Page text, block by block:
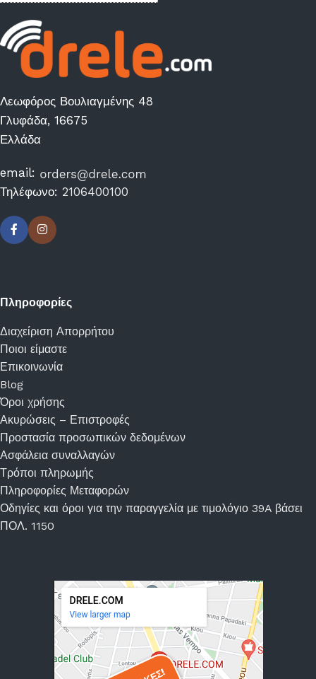
Λεωφόρος Βουλιαγμένης 48
Γλυφάδα, 16675
Ελλάδα
email:
Τηλέφωνο: 2106400100
Πληροφορίες
Διαχείριση Απορρήτου
Ποιοι είμαστε
Επικοινωνία
Blog
Όροι χρήσης
Ακυρώσεις – Επιστροφές
Προστασία προσωπικών δεδομένων
Ασφάλεια συναλλαγών
Τρόποι πληρωμής
Πληροφορίες Μεταφορών
Οδηγίες και όροι για την παραγγελία με τιμολόγιο 39A βάσει
ΠΟΛ. 1150